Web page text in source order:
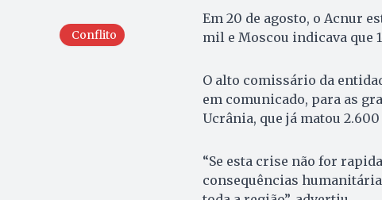
Conflito
Em 20 de agosto, o Acnur
mil e Moscou indicava que
O alto comissário da
em comunicado, para as
Ucrânia, que já matou
“Se esta crise não for
consequências